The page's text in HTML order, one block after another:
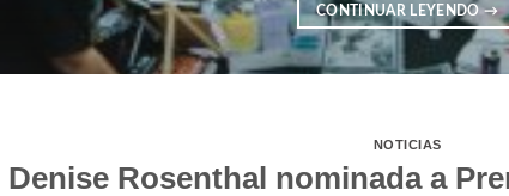
CONTINUAR LEYENDO→
NOTICIAS
Denise Rosenthal nominada a